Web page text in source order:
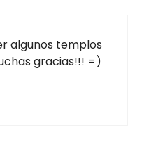
algunos templos
gracias!!! =)